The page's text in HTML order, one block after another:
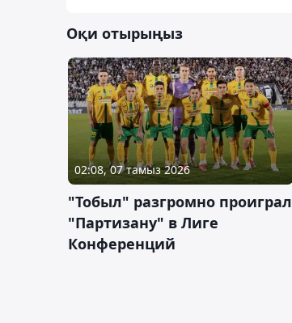
Оқи отырыңыз
02:08, 07 тамыз 2026
"Тобыл" разгромно проиграл
"Партизану" в Лиге
Конференций